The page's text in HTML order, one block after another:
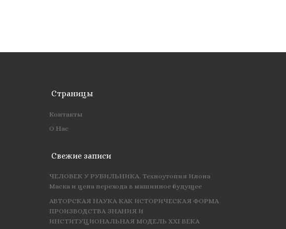
Страницы
Контакты
О Нас
Свежие записи
ЧЕЛОВЕК У РУБИЛЬНИКА. Техноутопия Илона
Маска и цена перехода в машинное будущее
АВТОРСКАЯ НАУКА КАК ИСТОРИЧЕСКАЯ ФОРМА
ПРОИЗВОДСТВА ЗНАНИЯ И
ИНСТИТУЦИОНАЛЬНАЯ МОДЕЛЬ XXI ВЕКА